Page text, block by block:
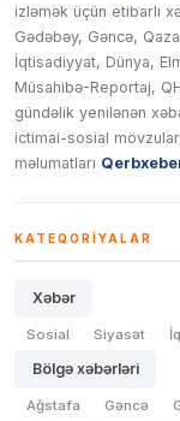
izləmək üçün etibarlı
Gədəbəy, Gəncə,
İqtisadiyyat, Dünya,
Müsahibə-Reportaj,
gündəlik yenilənən
ictimai-sosial
məlumatları
KATEQORIYALAR
Xəbər
Sosial Siyasət
Bölgə xəbərləri
Ağstafa Gəncə